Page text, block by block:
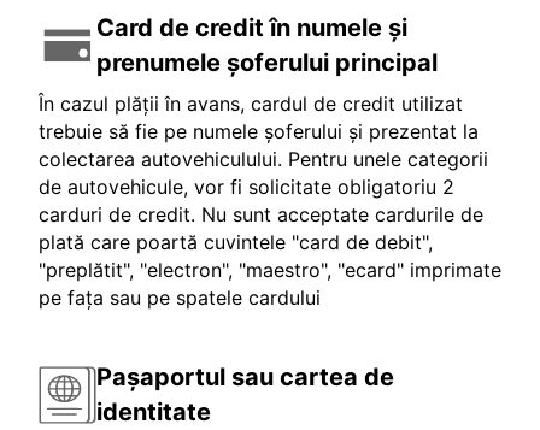
Card de credit în numele și
prenumele șoferului principal
În cazul plății în avans, cardul de credit utilizat
trebuie să fie pe numele șoferului și prezentat la
colectarea autovehiculului. Pentru unele categorii
de autovehicule, vor fi solicitate obligatoriu 2
carduri de credit. Nu sunt acceptate cardurile de
plată care poartă cuvintele "card de debit",
"preplătit", "electron", "maestro", "ecard" imprimate
pe fața sau pe spatele cardului
Pașaportul sau cartea de
identitate